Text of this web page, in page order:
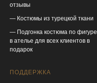
отзывы
— Костюмы из турецкой ткани
— Подгонка костюма по фигуре
в ателье для всех клиентов в
подарок
ПОДДЕРЖКА